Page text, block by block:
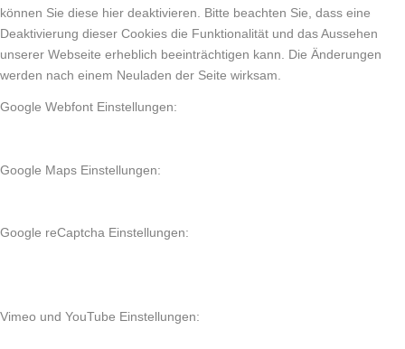
können Sie diese hier deaktivieren. Bitte beachten Sie, dass eine
Deaktivierung dieser Cookies die Funktionalität und das Aussehen
unserer Webseite erheblich beeinträchtigen kann. Die Änderungen
werden nach einem Neuladen der Seite wirksam.
Google Webfont Einstellungen:
Google Maps Einstellungen:
Google reCaptcha Einstellungen:
Vimeo und YouTube Einstellungen: